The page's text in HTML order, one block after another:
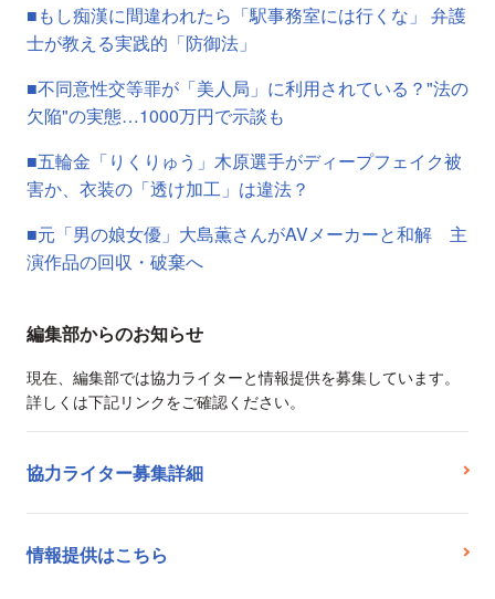
■もし痴漢に間違われたら「駅事務室には行くな」 弁護
士が教える実践的「防御法」
■不同意性交等罪が「美人局」に利用されている？"法の
欠陥"の実態…1000万円で示談も
■五輪金「りくりゅう」木原選手がディープフェイク被
害か、衣装の「透け加工」は違法？
■元「男の娘女優」大島薫さんがAVメーカーと和解 主
演作品の回収・破棄へ
編集部からのお知らせ
現在、編集部では協力ライターと情報提供を募集しています。
詳しくは下記リンクをご確認ください。
協力ライター募集詳細
情報提供はこちら